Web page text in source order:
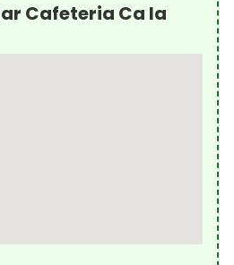
Cafeteria Ca la